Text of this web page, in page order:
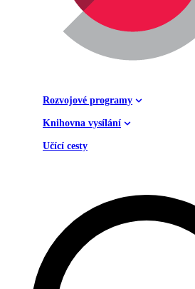
Rozvojové programy
Knihovna vysílání
Učící cesty